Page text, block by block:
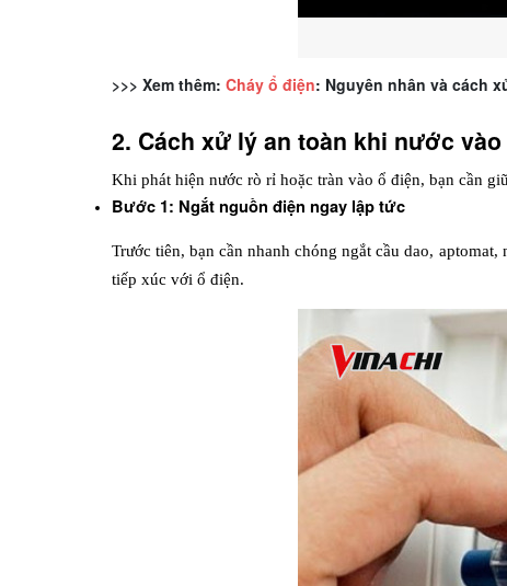
>>> Xem thêm: Cháy ổ điện: Nguyên nhân và cách
2. Cách xử lý an toàn khi nước
Khi phát hiện nước rò rỉ hoặc tràn vào ổ điện, bạn cần
Bước 1: Ngắt nguồn điện ngay lập tức
Trước tiên, bạn cần nhanh chóng ngắt cầu dao,
tiếp xúc với ổ điện.